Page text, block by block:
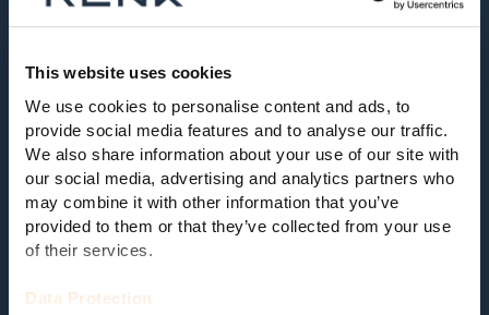
This website uses cookies
We use cookies to personalise content and ads, to
provide social media features and to analyse our traffic.
We also share information about your use of our site with
our social media, advertising and analytics partners who
may combine it with other information that you’ve
provided to them or that they’ve collected from your use
of their services.
Data Protection
Bedarf
Einzelkomponenten durch hohen Grad an
baugrößenspezifischer Standardisierung und
die dadurch mögliche Vorhaltung von
Zwischenerzeugnissen
Standard-Turbogetriebe für alle
Anwendungen